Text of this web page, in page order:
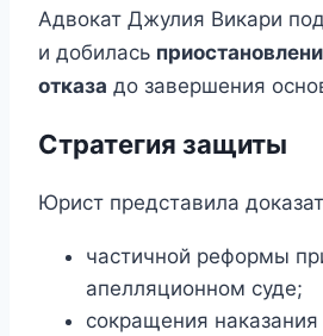
Адвокат Джулия Викари
и добилась
отказа до завершения
Стратегия защиты
Юрист представила
частичной реформы
апелляционном суде;
сокращения наказания